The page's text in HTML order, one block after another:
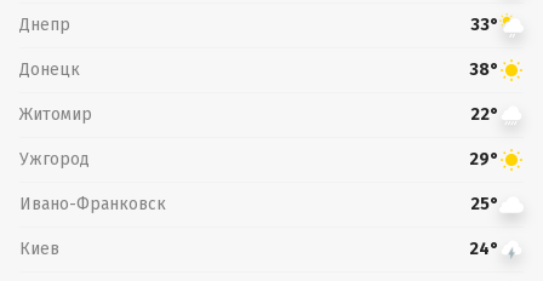
Днепр 33°
Донецк 38°
Житомир 22°
Ужгород 29°
Ивано-Франковск 25°
Киев 24°